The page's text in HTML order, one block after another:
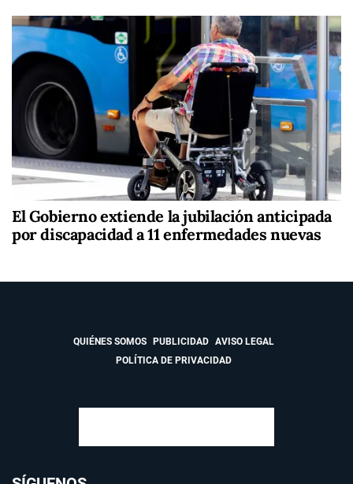
El Gobierno extiende la jubilación anticipada
por discapacidad a 11 enfermedades nuevas
QUIÉNES SOMOS PUBLICIDAD
AVISO LEGAL
POLÍTICA DE PRIVACIDAD